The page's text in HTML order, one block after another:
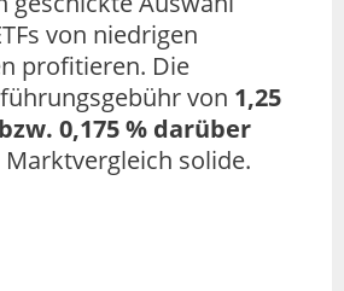
von niedrigen
profitieren. Die
von 1,25
0,175 % darüber
solide.